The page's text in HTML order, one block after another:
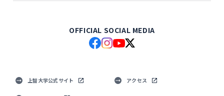
OFFICIAL SOCIAL MEDIA
上智大学公式サイト アクセス